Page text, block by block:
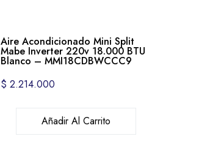
Aire Acondicionado Mini Split
Mabe Inverter 220v 18.000 BTU
Blanco – MMI18CDBWCCC9
$ 2.214.000
Añadir Al Carrito